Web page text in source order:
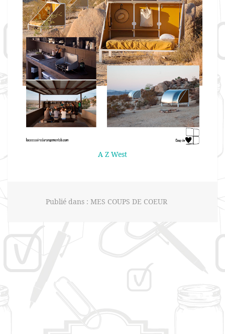
A Z West
Publié dans : MES COUPS DE COEUR